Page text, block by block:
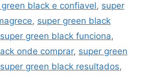
black e confiavel, super
, super green black
super green black funciona,
onde comprar, super green
super green black resultados,